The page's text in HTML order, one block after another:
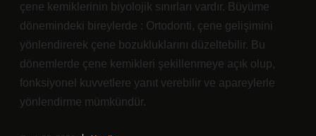
çene kemiklerinin biyolojik sınırları vardır. Büyüme
dönemindeki bireylerde : Ortodonti, çene gelişimini
yönlendirerek çene bozukluklarını düzeltebilir. Bu
dönemlerde çene kemikleri şekillenmeye açık olup,
fonksiyonel kuvvetlere yanıt verebilir ve apareylerle
yönlendirme mümkündür.